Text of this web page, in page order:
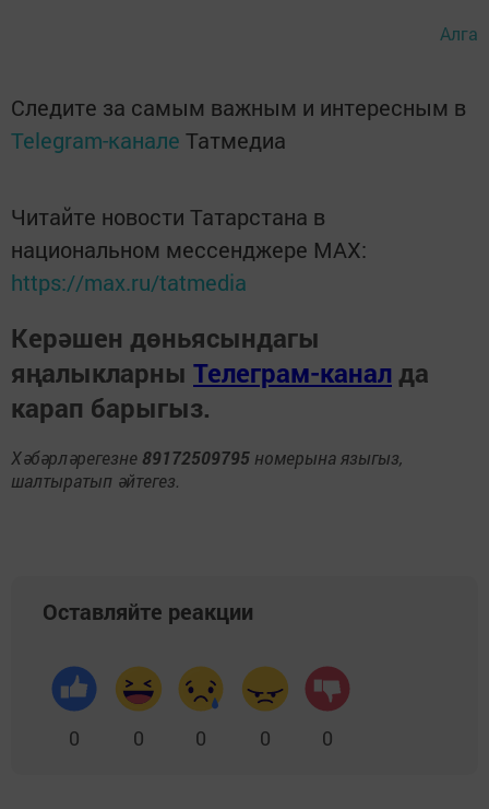
Алга
Следите за самым важным и интересным в
Telegram-канале Татмедиа
Читайте новости Татарстана в
национальном мессенджере MАХ:
https://max.ru/tatmedia
Керәшен дөньясындагы
яңалыкларны Телеграм-канал да
карап барыгыз.
Хәбәрләрегезне 89172509795 номерына языгыз,
шалтыратып әйтегез.
Оставляйте реакции
0 0 0 0 0